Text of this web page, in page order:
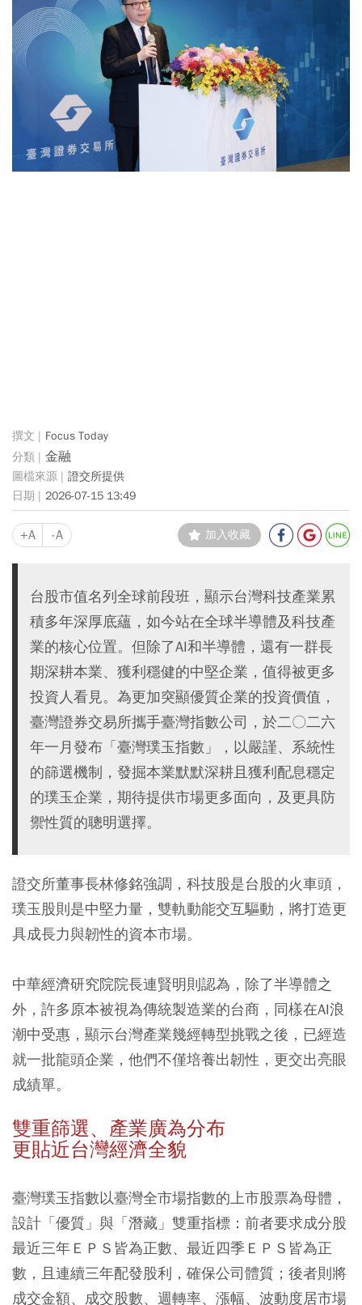
Focus Today
金融
證交所提供
2026-07-15 13:49
+A -A 加入收藏
台股市值名列全球前段班，顯示台灣科技產業累
積多年深厚底蘊，如今站在全球半導體及科技產
業的核心位置。但除了AI和半導體，還有一群長
期深耕本業、獲利穩健的中堅企業，值得被更多
投資人看見。為更加突顯優質企業的投資價值，
臺灣證券交易所攜手臺灣指數公司，於二〇二六
年一月發布「臺灣璞玉指數」，以嚴謹、系統性
的篩選機制，發掘本業默默深耕且獲利配息穩定
的璞玉企業，期待提供市場更多面向，及更具防
禦性質的聰明選擇。
證交所董事長林修銘強調，科技股是台股的火車頭，
璞玉股則是中堅力量，雙軌動能交互驅動，將打造更
具成長力與韌性的資本市場。
中華經濟研究院院長連賢明則認為，除了半導體之
外，許多原本被視為傳統製造業的台商，同樣在AI浪
潮中受惠，顯示台灣產業幾經轉型挑戰之後，已經造
就一批龍頭企業，他們不僅培養出韌性，更交出亮眼
成績單。
雙重篩選、產業廣為分布
更貼近台灣經濟全貌
臺灣璞玉指數以臺灣全市場指數的上市股票為母體，
設計「優質」與「潛藏」雙重指標：前者要求成分股
最近三年ＥＰＳ皆為正數、最近四季ＥＰＳ皆為正
數，且連續三年配發股利，確保公司體質；後者則將
成交金額、成交股數、週轉率、漲幅、波動度居市場